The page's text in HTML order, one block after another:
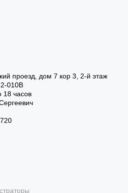
· BLACK STEEL
функции без
конструкцию, автономность,
показатели и
единую понятную структуру.
проезд, дом 7 кор 3, 2-й этаж
010В
18 часов